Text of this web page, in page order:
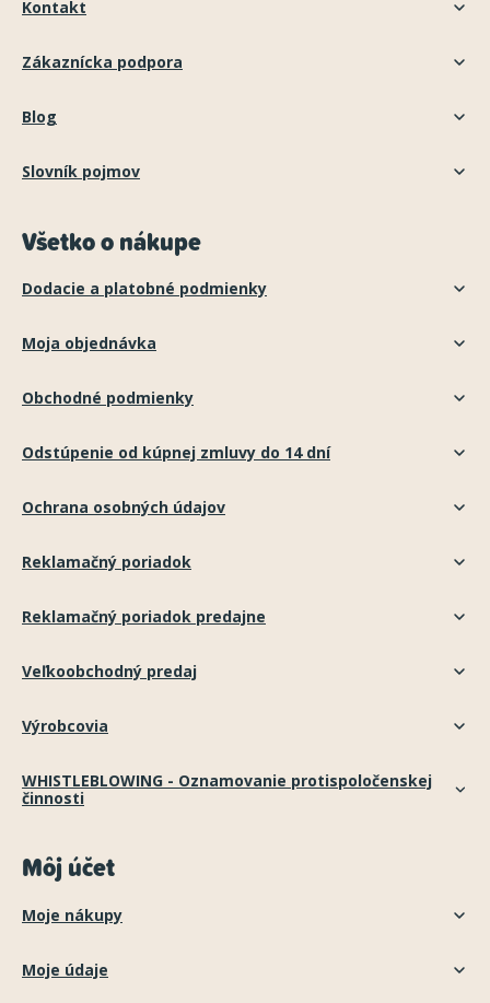
Kontakt
Zákaznícka podpora
Blog
Slovník pojmov
Všetko o nákupe
Dodacie a platobné podmienky
Moja objednávka
Obchodné podmienky
Odstúpenie od kúpnej zmluvy do 14 dní
Ochrana osobných údajov
Reklamačný poriadok
Reklamačný poriadok predajne
Veľkoobchodný predaj
Výrobcovia
WHISTLEBLOWING - Oznamovanie protispoločenskej
činnosti
Môj účet
Moje nákupy
Moje údaje